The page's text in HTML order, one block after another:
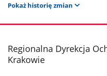
Pokaż historię zmian
stopka
Regionalna Dyrekcja
Krakowie